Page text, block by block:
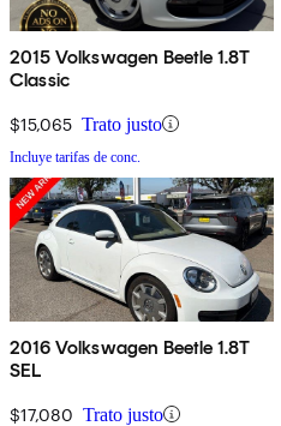
2015 Volkswagen Beetle 1.8T
Classic
$15,065 Trato justo
Incluye tarifas de conc.
2016 Volkswagen Beetle 1.8T
SEL
$17,080 Trato justo